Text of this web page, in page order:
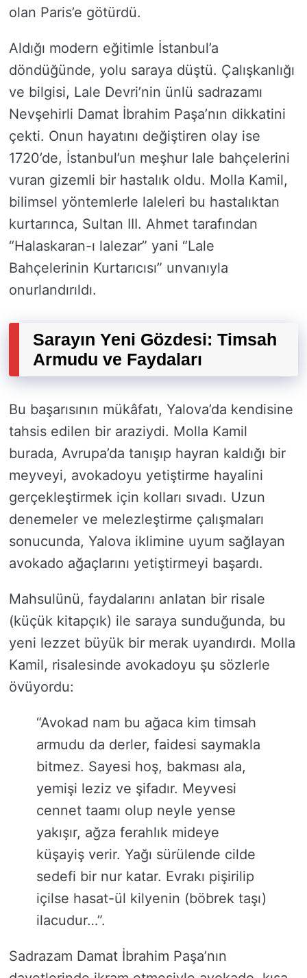
olan Paris’e götürdü.
Aldığı modern eğitimle İstanbul’a
döndüğünde, yolu saraya düştü. Çalışkanlığı
ve bilgisi, Lale Devri’nin ünlü sadrazamı
Nevşehirli Damat İbrahim Paşa’nın dikkatini
çekti. Onun hayatını değiştiren olay ise
1720’de, İstanbul’un meşhur lale bahçelerini
vuran gizemli bir hastalık oldu. Molla Kamil,
bilimsel yöntemlerle laleleri bu hastalıktan
kurtarınca, Sultan III. Ahmet tarafından
“Halaskaran-ı lalezar” yani “Lale
Bahçelerinin Kurtarıcısı” unvanıyla
onurlandırıldı.
Sarayın Yeni Gözdesi: Timsah
Armudu ve Faydaları
Bu başarısının mükâfatı, Yalova’da kendisine
tahsis edilen bir araziydi. Molla Kamil
burada, Avrupa’da tanışıp hayran kaldığı bir
meyveyi, avokadoyu yetiştirme hayalini
gerçekleştirmek için kolları sıvadı. Uzun
denemeler ve melezleştirme çalışmaları
sonucunda, Yalova iklimine uyum sağlayan
avokado ağaçlarını yetiştirmeyi başardı.
Mahsulünü, faydalarını anlatan bir risale
(küçük kitapçık) ile saraya sunduğunda, bu
yeni lezzet büyük bir merak uyandırdı. Molla
Kamil, risalesinde avokadoyu şu sözlerle
övüyordu:
“Avokad nam bu ağaca kim timsah
armudu da derler, faidesi saymakla
bitmez. Sayesi hoş, bakması ala,
yemişi leziz ve şifadır. Meyvesi
cennet taamı olup neyle yense
yakışır, ağza ferahlık mideye
küşayiş verir. Yağı sürülende cilde
sedefi bir nur katar. Evrakı pişirilip
içilse hasat-ül kilyenin (böbrek taşı)
ilacudur…”.
Sadrazam Damat İbrahim Paşa’nın